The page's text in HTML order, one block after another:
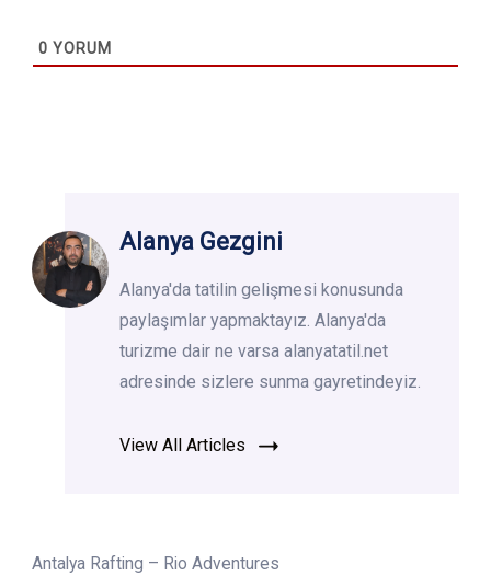
0 YORUM
Alanya Gezgini
Alanya'da tatilin gelişmesi konusunda
paylaşımlar yapmaktayız. Alanya'da
turizme dair ne varsa alanyatatil.net
adresinde sizlere sunma gayretindeyiz.
View All Articles
Antalya Rafting – Rio Adventures